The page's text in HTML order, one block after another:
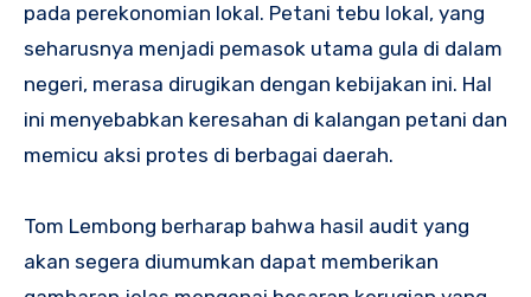
pada perekonomian lokal. Petani tebu lokal, yang
seharusnya menjadi pemasok utama gula di dalam
negeri, merasa dirugikan dengan kebijakan ini. Hal
ini menyebabkan keresahan di kalangan petani dan
memicu aksi protes di berbagai daerah.
Tom Lembong berharap bahwa hasil audit yang
akan segera diumumkan dapat memberikan